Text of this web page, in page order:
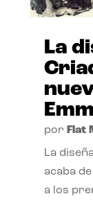
La
por Flat
La
acaba
a los